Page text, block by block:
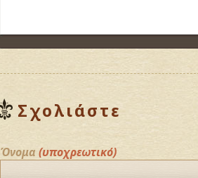
Σχολιάστε
Όνομα (υποχρεωτικό)